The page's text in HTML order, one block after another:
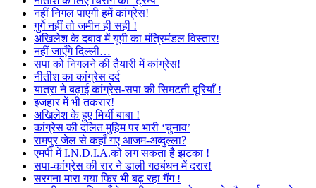
नहीं निगल पाएगी हमें कांग्रेस!
गुर्गे नहीं तो जमीन ही सही !
अखिलेश के दबाव में यूपी का मंत्रिमंडल विस्तार!
नहीं जाएँगे दिल्ली…
सपा को निगलने की तैयारी में कांग्रेस!
नीतीश का कांग्रेस दर्द
यात्रा ने बढ़ाई कांग्रेस-सपा की सिमटती दूरियाँ !
इजहार में भी तकरार!
अखिलेश के हुए मिर्ची बाबा !
कांग्रेस की दलित मुहिम पर भारी ‘चुनाव’
रामपुर जेल से कहाँ गए आजम-अब्दुल्ला?
एमपी में I.N.D.I.A.को लग सकता है झटका !
सपा-कांग्रेस की रार ने डाली गठबंधन में दरार!
सरगना मारा गया फिर भी बढ़ रहा गैंग !